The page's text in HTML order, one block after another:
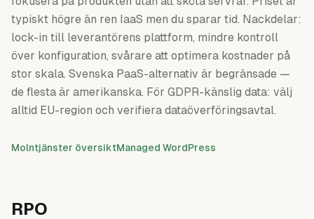
typiskt högre än ren IaaS men du sparar tid. Nackdelar:
lock-in till leverantörens plattform, mindre kontroll
över konfiguration, svårare att optimera kostnader på
stor skala. Svenska PaaS-alternativ är begränsade —
de flesta är amerikanska. För GDPR-känslig data: välj
alltid EU-region och verifiera dataöverföringsavtal.
Molntjänster översiktManaged WordPress
RPO